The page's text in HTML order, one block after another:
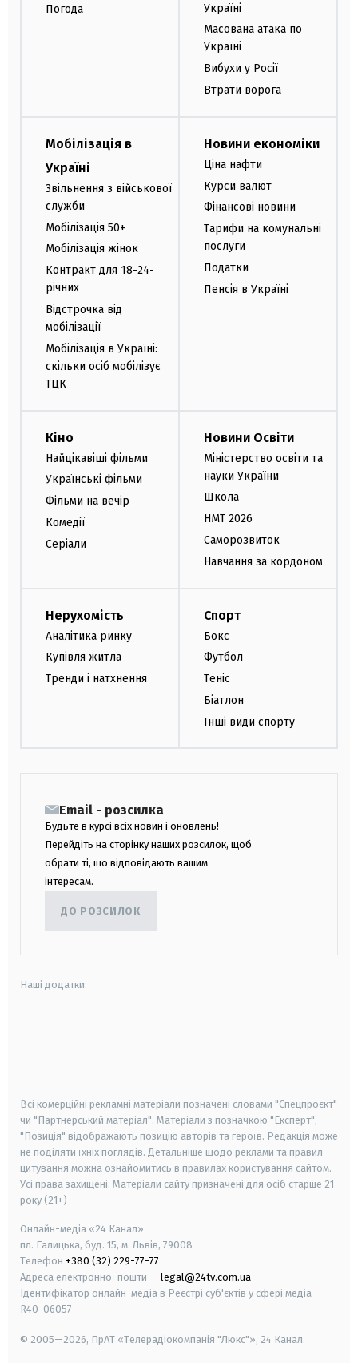
Погода
Україні
Масована атака по
Україні
Вибухи у Росії
Втрати ворога
Мобілізація в
Україні
Звільнення з військової
служби
Мобілізація 50+
Мобілізація жінок
Контракт для 18-24-
річних
Відстрочка від
мобілізації
Мобілізація в Україні:
скільки осіб мобілізує
ТЦК
Новини економіки
Ціна нафти
Курси валют
Фінансові новини
Тарифи на комунальні
послуги
Податки
Пенсія в Україні
Кіно
Найцікавіші фільми
Українські фільми
Фільми на вечір
Комедії
Серіали
Новини Освіти
Міністерство освіти та
науки України
Школа
НМТ 2026
Саморозвиток
Навчання за кордоном
Нерухомість
Аналітика ринку
Купівля житла
Тренди і натхнення
Спорт
Бокс
Футбол
Теніс
Біатлон
Інші види спорту
Email - розсилка
Будьте в курсі всіх новин і оновлень!
Перейдіть на сторінку наших розсилок, щоб
обрати ті, що відповідають вашим
інтересам.
ДО РОЗСИЛОК
Наші додатки:
Всі комерційні рекламні матеріали позначені словами "Спецпроєкт"
чи "Партнерський матеріал". Матеріали з позначкою "Експерт",
"Позиція" відображають позицію авторів та героїв. Редакція може
не поділяти їхніх поглядів. Детальніше щодо реклами та правил
цитування можна ознайомитись в правилах користування сайтом.
Усі права захищені. Матеріали сайту призначені для осіб старше 21
року (21+)
Онлайн-медіа «24 Канал»
пл. Галицька, буд. 15, м. Львів, 79008
Телефон +380 (32) 229-77-77
Адреса електронної пошти — legal@24tv.com.ua
Ідентифікатор онлайн-медіа в Реєстрі суб'єктів у сфері медіа —
R40-06057
© 2005—2026, ПрАТ «Телерадіокомпанія "Люкс"», 24 Канал.